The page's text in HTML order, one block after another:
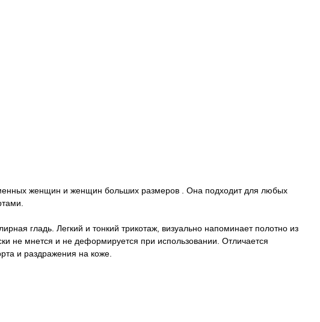
женщин и женщин больших размеров . Она подходит для любых
гладь. Легкий и тонкий трикотаж, визуально напоминает полотно из
не мнется и не деформируется при использовании. Отличается
и раздражения на коже.